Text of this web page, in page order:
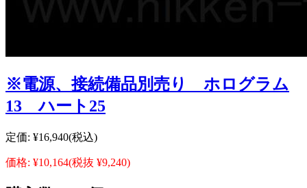
※電源、接続備品別売り ホログラム
13 ハート25
定価: ¥16,940(税込)
価格: ¥10,164(税抜 ¥9,240)